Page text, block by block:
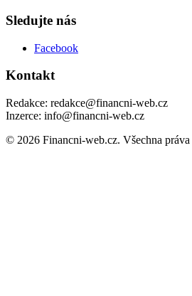
Sledujte nás
Facebook
Kontakt
Redakce: redakce@financni-web.cz
Inzerce: info@financni-web.cz
© 2026 Financni-web.cz. Všechna práva